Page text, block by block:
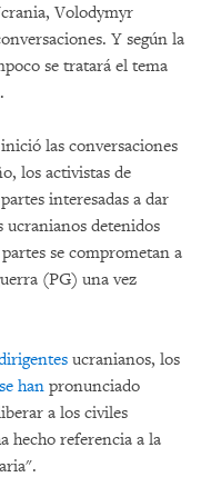
Volodymyr
Y según la
se tratará el tema
las conversaciones
los activistas de
interesadas a dar
detenidos
se comprometan a
(PG) una vez
ucranianos, los
se han pronunciado
a los civiles
hecho referencia a la